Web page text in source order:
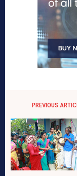
PREVIOUS